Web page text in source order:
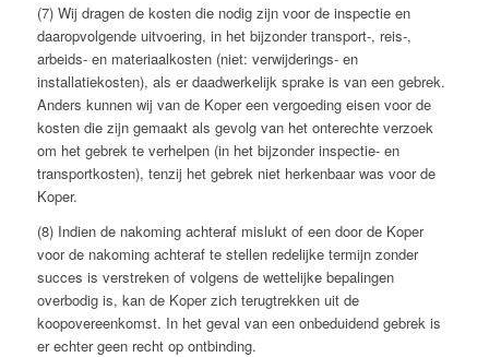
(7) Wij dragen de kosten die nodig zijn voor de inspectie en
daaropvolgende uitvoering, in het bijzonder transport-, reis-,
arbeids- en materiaalkosten (niet: verwijderings- en
installatiekosten), als er daadwerkelijk sprake is van een gebrek.
Anders kunnen wij van de Koper een vergoeding eisen voor de
kosten die zijn gemaakt als gevolg van het onterechte verzoek
om het gebrek te verhelpen (in het bijzonder inspectie- en
transportkosten), tenzij het gebrek niet herkenbaar was voor de
Koper.
(8) Indien de nakoming achteraf mislukt of een door de Koper
voor de nakoming achteraf te stellen redelijke termijn zonder
succes is verstreken of volgens de wettelijke bepalingen
overbodig is, kan de Koper zich terugtrekken uit de
koopovereenkomst. In het geval van een onbeduidend gebrek is
er echter geen recht op ontbinding.